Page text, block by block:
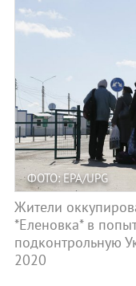
ФОТО: EPA/UPG
Жители
*Еленовка* в
подконтрольную
2020